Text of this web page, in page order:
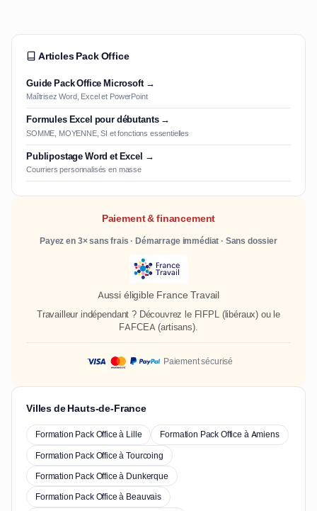
Articles Pack Office
Guide Pack Office Microsoft →
Maîtrisez Word, Excel et PowerPoint
Formules Excel pour débutants →
SOMME, MOYENNE, SI et fonctions essentielles
Publipostage Word et Excel →
Courriers personnalisés en masse
Paiement & financement
Payez en 3× sans frais · Démarrage immédiat · Sans dossier
Aussi éligible France Travail
Travailleur indépendant ? Découvrez le FIFPL(libéraux) ou le
FAFCEA (artisans).
Paiement sécurisé
Villes de Hauts-de-France
Formation Pack Office à Lille
Formation Pack Office à Amiens
Formation Pack Office à Tourcoing
Formation Pack Office à Dunkerque
Formation Pack Office à Beauvais